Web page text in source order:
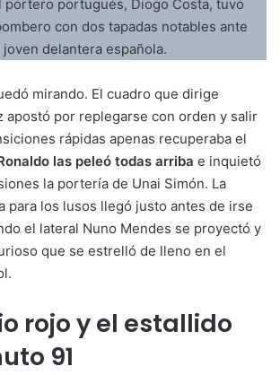
portero portugués, Diogo Costa, tuvo
con dos tapadas notables ante
delantera española.
mirando. El cuadro que dirige
apostó por replegarse con orden y salir
rápidas apenas recuperaba el
las peleó todas arriba e inquietó
la portería de Unai Simón. La
para los lusos llegó justo antes de irse
el lateral Nuno Mendes se proyectó y
que se estrelló de lleno en el
rojo y el estallido
91